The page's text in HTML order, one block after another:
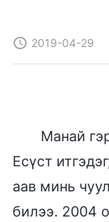
2019-04-29
Манай
Есүст
аав минь
билээ. 2004